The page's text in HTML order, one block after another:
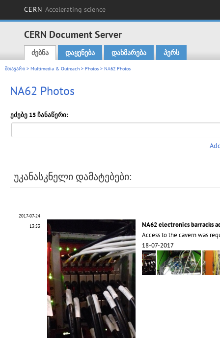
CERN Accelerating science
CERN Document Server
Main menu
ძებნა დაყენება დახმარება პერს
მთავარი > Multimedia & Outreach > Photos > NA62 Photos
NA62 Photos
ეძებე 15 ჩანაწერი:
უკანასკნელი დამატებები:
2017-07-24
13:53
NA62 electronics barracks
Access to the cavern was
18-07-2017